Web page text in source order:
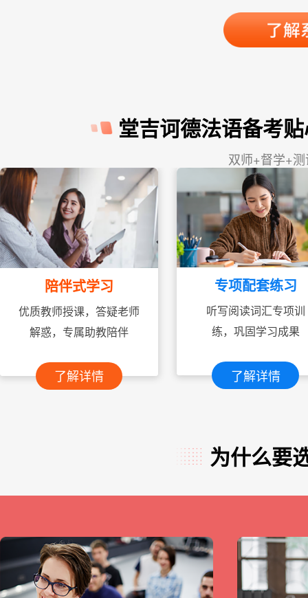
堂吉诃德法语备考
双师+督学+
陪伴式学习
优质教师授课，答疑老师
解惑，专属助教陪伴
了解详情
专项配套练习
听写阅读词汇专项训
练，巩固学习成果
了解详情
为什么要